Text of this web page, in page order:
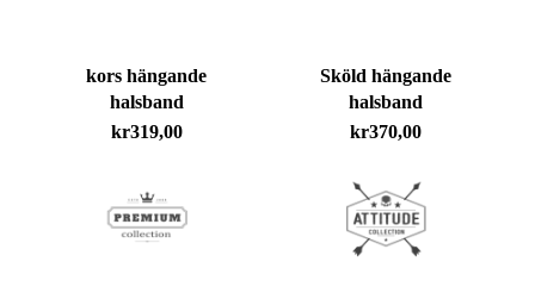
kors hängande
halsband
kr319,00
Sköld hängande
halsband
kr370,00